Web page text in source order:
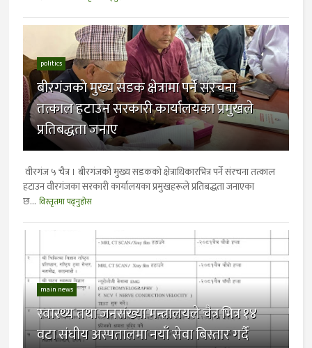
politics
बीरगंजकाे मुख्य सडक क्षेत्रामा पर्ने संरचना
तत्काल हटाउन सरकारी कार्यालयका प्रमुखले
प्रतिबद्धता जनाए
वीरगंज ५ चैत्र । बीरगंजकाे मुख्य सडककाे क्षेत्राधिकारभित्र पर्ने संरचना तत्काल
हटाउन वीरगंजका सरकारी कार्यालयका प्रमुखहरूले प्रतिबद्धता जनाएका
छ... विस्तृतमा पढ्नुहोस
main news
स्वास्थ्य तथा जनसंख्या मन्त्रालयले चैत्र भित्र १४
वटा संघीय अस्पतालमा नयाँ सेवा बिस्तार गर्दै